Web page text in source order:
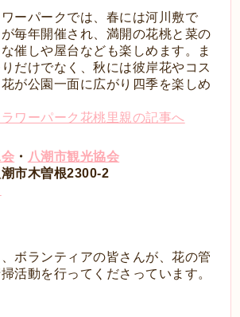
ーパークでは、春には河川敷で
が毎年開催され、満開の花桃と菜の
催しや屋台なども楽しめます。ま
だけでなく、秋には彼岸花やコス
が公園一面に広がり四季を楽しめ
ワーパーク花桃里親の記事へ
・ 八潮市観光協会
市木曽根2300-2
ボランティアの皆さんが、花の管
活動を行ってくださっています。